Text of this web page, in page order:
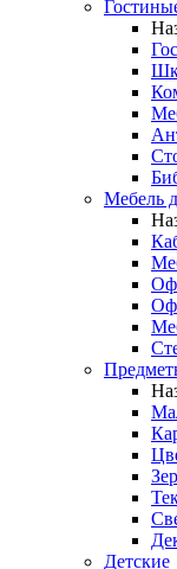
Мебель
Детские